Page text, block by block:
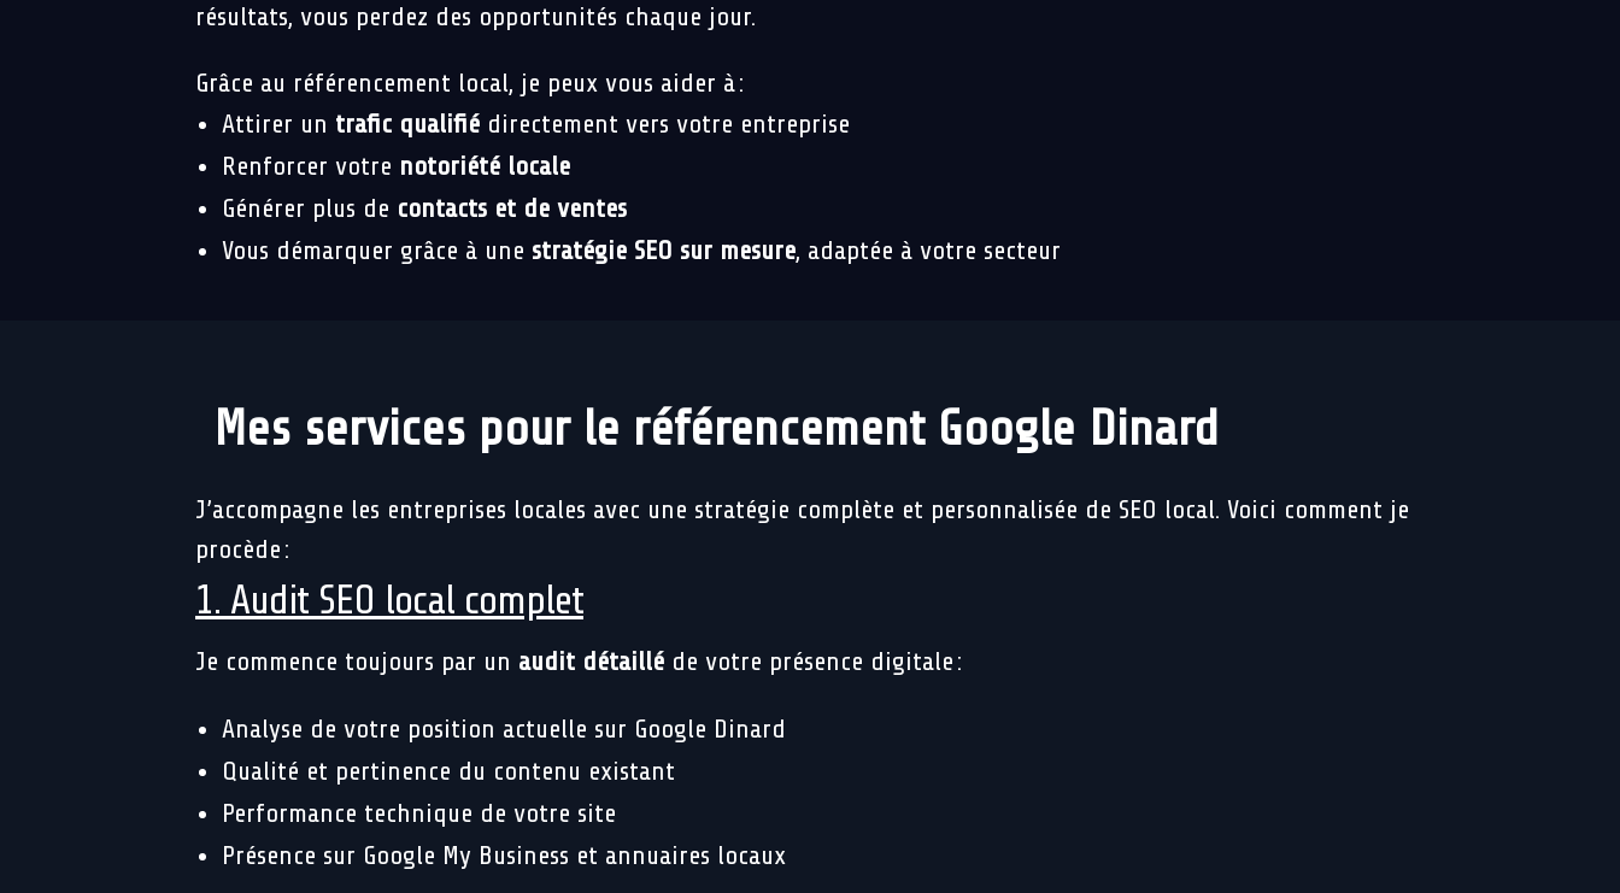
résultats, vous perdez des opportunités chaque jour.
Grâce au référencement local, je peux vous aider à :
Attirer un trafic qualifié directement vers votre entreprise
Renforcer votre notoriété locale
Générer plus de contacts et de ventes
Vous démarquer grâce à une stratégie SEO sur mesure, adaptée à votre secteur
Mes services pour le référencement Google Dinard
J’accompagne les entreprises locales avec une stratégie complète et personnalisée de SEO local. Voici comment je
procède :
1. Audit SEO local complet
Je commence toujours par un audit détaillé de votre présence digitale :
Analyse de votre position actuelle sur Google Dinard
Qualité et pertinence du contenu existant
Performance technique de votre site
Présence sur Google My Business et annuaires locaux